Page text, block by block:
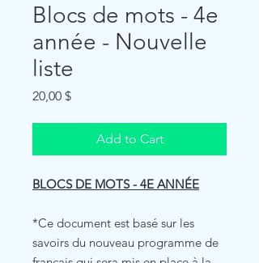
Blocs de mots - 4e
année - Nouvelle
liste
20,00 $Price
Add to Cart
BLOCS DE MOTS - 4E ANNÉE
*Ce document est basé sur les
savoirs du nouveau programme de